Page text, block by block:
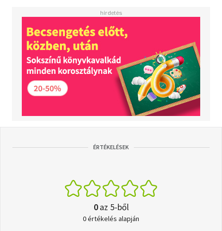
ÉRTÉKELÉSEK
0az 5-ből
0 értékelés alapján